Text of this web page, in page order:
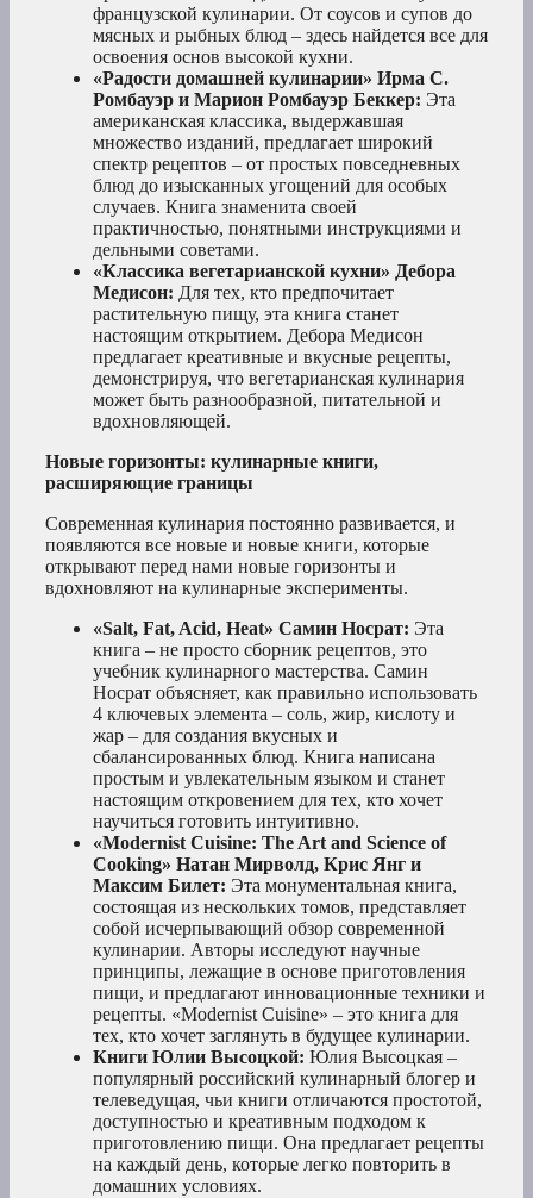
французской кулинарии. От соусов и супов до
мясных и рыбных блюд – здесь найдется все для
освоения основ высокой кухни.
«Радости домашней кулинарии» Ирма С.
Ромбауэр и Марион Ромбауэр Беккер: Эта
американская классика, выдержавшая
множество изданий, предлагает широкий
спектр рецептов – от простых повседневных
блюд до изысканных угощений для особых
случаев. Книга знаменита своей
практичностью, понятными инструкциями и
дельными советами.
«Классика вегетарианской кухни» Дебора
Медисон: Для тех, кто предпочитает
растительную пищу, эта книга станет
настоящим открытием. Дебора Медисон
предлагает креативные и вкусные рецепты,
демонстрируя, что вегетарианская кулинария
может быть разнообразной, питательной и
вдохновляющей.
Новые горизонты: кулинарные книги,
расширяющие границы
Современная кулинария постоянно развивается, и
появляются все новые и новые книги, которые
открывают перед нами новые горизонты и
вдохновляют на кулинарные эксперименты.
«Salt, Fat, Acid, Heat» Самин Носрат: Эта
книга – не просто сборник рецептов, это
учебник кулинарного мастерства. Самин
Носрат объясняет, как правильно использовать
4 ключевых элемента – соль, жир, кислоту и
жар – для создания вкусных и
сбалансированных блюд. Книга написана
простым и увлекательным языком и станет
настоящим откровением для тех, кто хочет
научиться готовить интуитивно.
«Modernist Cuisine: The Art and Science of
Cooking» Натан Мирволд, Крис Янг и
Максим Билет: Эта монументальная книга,
состоящая из нескольких томов, представляет
собой исчерпывающий обзор современной
кулинарии. Авторы исследуют научные
принципы, лежащие в основе приготовления
пищи, и предлагают инновационные техники и
рецепты. «Modernist Cuisine» – это книга для
тех, кто хочет заглянуть в будущее кулинарии.
Книги Юлии Высоцкой: Юлия Высоцкая –
популярный российский кулинарный блогер и
телеведущая, чьи книги отличаются простотой,
доступностью и креативным подходом к
приготовлению пищи. Она предлагает рецепты
на каждый день, которые легко повторить в
домашних условиях.